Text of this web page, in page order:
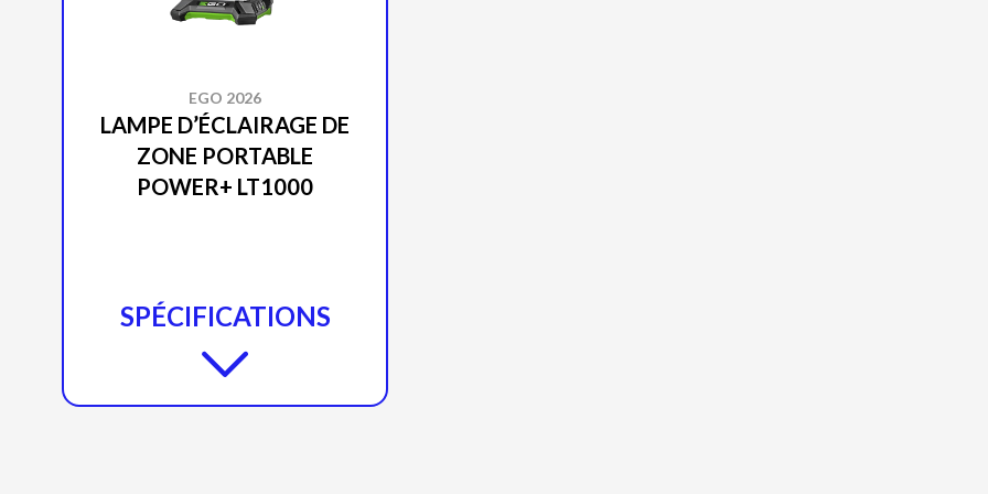
EGO 2026
LAMPE D’ÉCLAIRAGE DE
ZONE PORTABLE
POWER+ LT1000
SPÉCIFICATIONS